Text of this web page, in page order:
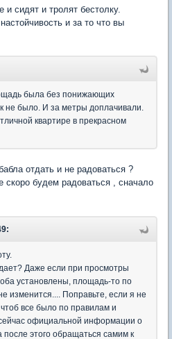
и сидят и тролят бестолку.
и за то что вы
была без понижающих
не было. И за метры доплачивали.
квартире в прекрасном
отдать и не радоваться ?
будем радоваться , сначало
Даже если при просмотры
установлены, площадь-то по
изменится.... Поправьте, если я не
все было по правилам и
официальной информации о
после этого обращаться самим к